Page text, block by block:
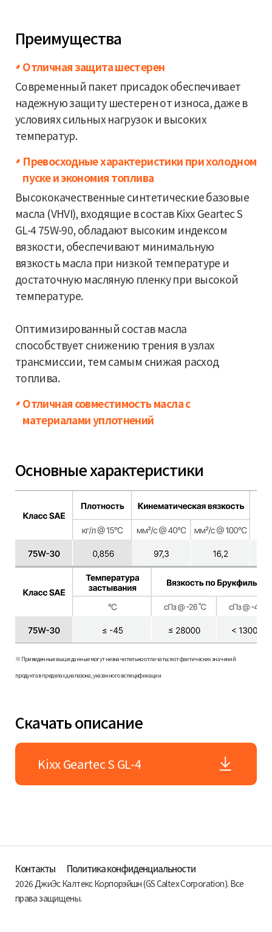
Преимущества
Отличная защита шестерен
Современный пакет присадок обеспечивает
надежную защиту шестерен от износа, даже в
условиях сильных нагрузок и высоких
температур.
Превосходные характеристики при холодном
пуске и экономия топлива
Высококачественные синтетические базовые
масла (VHVI), входящие в состав Kixx Geartec S
GL-4 75W-90, обладают высоким индексом
вязкости, обеспечивают минимальную
вязкость масла при низкой температуре и
достаточную масляную пленку при высокой
температуре.
Оптимизированный состав масла
способствует снижению трения в узлах
трансмиссии, тем самым снижая расход
топлива.
Отличная совместимость масла с
материалами уплотнений
Основные характеристики
※ Приведенные выше данные могут незначительно отличаться от фактических значений
продукта в пределах диапазона, указанного в спецификации.
Скачать описание
Kixx Geartec S GL-4
Контакты Политика конфиденциальности
2026 ДжиЭс Калтекс Корпорэйшн (GS Caltex Corporation). Все
права защищены.